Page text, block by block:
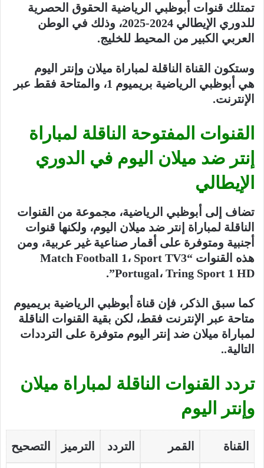
تمتلك قنوات أبوظبي الرياضية الحقوق الحصرية
للدوري الإيطالي 2024-2025، وذلك في الوطن
العربي الكبير من المحيط للخليج.
وستكون القناة الناقلة لمباراة ميلان وإنتر اليوم
هي أبوظبي الرياضية بريميوم 1، والمتاحة فقط عبر
الإنترنت.
القنوات المفتوحة الناقلة لمباراة
إنتر ضد ميلان اليوم في الدوري
الإيطالي
تضاف إلى أبوظبي الرياضية، مجموعة من القنوات
الناقلة لمباراة إنتر ضد ميلان اليوم، ولكنها قنوات
أجنبية ومتوفرة على أقمار صناعية غير عربية، ومن
هذه القنوات “Match Football 1، Sport TV3
Portugal، Tring Sport 1 HD”.
كما سبق الذكر، فإن قناة أبوظبي الرياضية بريميوم
متاحة عبر الإنترنت فقط، لكن بقية القنوات الناقلة
لمباراة ميلان ضد إنتر اليوم متوفرة على الترددات
التالية..
تردد القنوات الناقلة لمباراة ميلان
وإنتر اليوم
القناة القمر التردد الترميز التصحيح